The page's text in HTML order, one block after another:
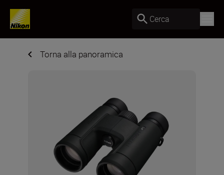
Cerca
Torna alla panoramica